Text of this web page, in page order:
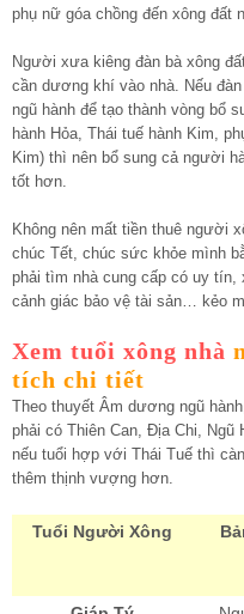
phụ nữ góa chồng đến xông đất
Người xưa kiêng đàn bà xông
cần dương khí vào nhà. Nếu
ngũ hành để tạo thành vòng bổ
hành Hỏa, Thái tuế hành Kim,
Kim) thì nên bổ sung cả người
tốt hơn.
Không nên mất tiền thuê người
chúc Tết, chúc sức khỏe mình
phải tìm nhà cung cấp có uy tín,
cảnh giác bảo vệ tài sản… kẻo
Xem tuổi xông nhà
tích chi tiết
Theo thuyết Âm dương ngũ
phải có Thiên Can, Địa Chi,
nếu tuổi hợp với Thái Tuế thì
thêm thịnh vượng hơn.
Tuổi Người Xông